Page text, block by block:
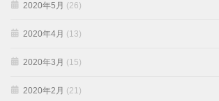
2020年5月 (26)
2020年4月 (13)
2020年3月 (15)
2020年2月 (21)